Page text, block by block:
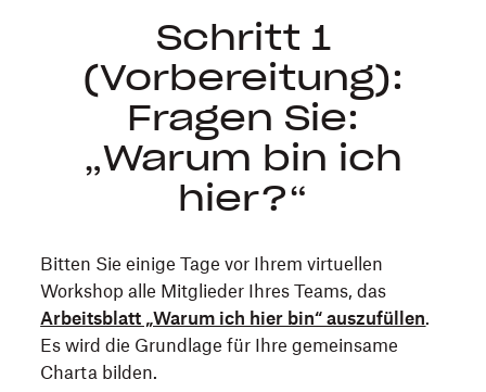
Schritt 1
(Vorbereitung):
Fragen Sie:
„Warum bin ich
hier?“
Bitten Sie einige Tage vor Ihrem virtuellen
Workshop alle Mitglieder Ihres Teams, das
Arbeitsblatt „Warum ich hier bin“ auszufüllen.
Es wird die Grundlage für Ihre gemeinsame
Charta bilden.